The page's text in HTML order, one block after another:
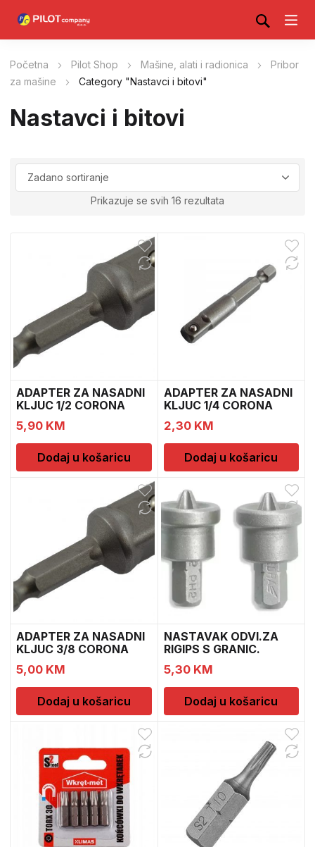
Početna Pilot Shop Mašine, alati i radionica
Pribor
za mašine
Category "Nastavci i bitovi"
Nastavci i bitovi
Prikazuje se svih 16 rezultata
ADAPTER ZA NASADNI
KLJUC 1/2 CORONA
5,90 KM
Dodaj u košaricu
ADAPTER ZA NASADNI
KLJUC 1/4 CORONA
2,30 KM
Dodaj u košaricu
ADAPTER ZA NASADNI
KLJUC 3/8 CORONA
C441
5,00 KM
Dodaj u košaricu
NASTAVAK ODVI.ZA
RIGIPS S GRANIC.
PH2X25
5,30 KM
Dodaj u košaricu